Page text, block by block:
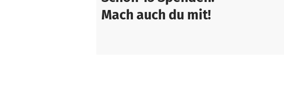
Mach auch du mit!